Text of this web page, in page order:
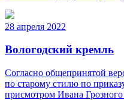
28 апреля 2022
Вологодский кремль
Согласно общепринятой
по старому стилю по
присмотром Ивана Грозного